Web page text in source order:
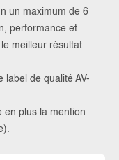
un maximum de 6
performance et
meilleur résultat
label de qualité AV-
en plus la mention